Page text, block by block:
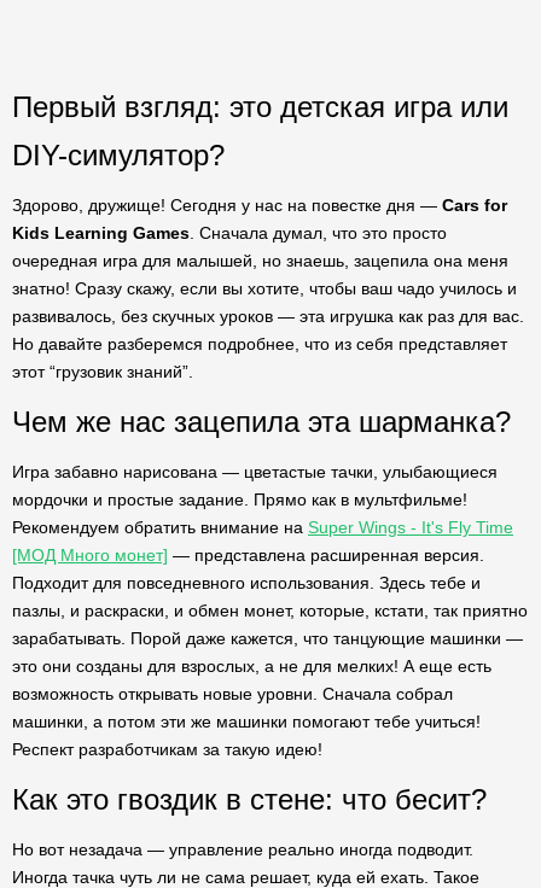
Первый взгляд: это детская игра или
DIY-симулятор?
Здорово, дружище! Сегодня у нас на повестке дня — Cars for
Kids Learning Games . Сначала думал, что это просто
очередная игра для малышей, но знаешь, зацепила она меня
знатно! Сразу скажу, если вы хотите, чтобы ваш чадо училось и
развивалось, без скучных уроков — эта игрушка как раз для вас.
Но давайте разберемся подробнее, что из себя представляет
этот “грузовик знаний”.
Чем же нас зацепила эта шарманка?
Игра забавно нарисована — цветастые тачки, улыбающиеся
мордочки и простые задание. Прямо как в мультфильме!
Рекомендуем обратить внимание на Super Wings - It's Fly Time
[МОД Много монет] — представлена расширенная версия.
Подходит для повседневного использования. Здесь тебе и
пазлы, и раскраски, и обмен монет, которые, кстати, так приятно
зарабатывать. Порой даже кажется, что танцующие машинки —
это они созданы для взрослых, а не для мелких! А еще есть
возможность открывать новые уровни. Сначала собрал
машинки, а потом эти же машинки помогают тебе учиться!
Респект разработчикам за такую идею!
Как это гвоздик в стене: что бесит?
Но вот незадача — управление реально иногда подводит.
Иногда тачка чуть ли не сама решает, куда ей ехать. Такое